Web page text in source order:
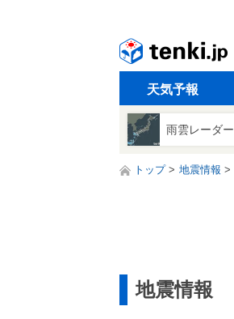
天気予報
雨雲レーダー
トップ 地震情報
地震情報